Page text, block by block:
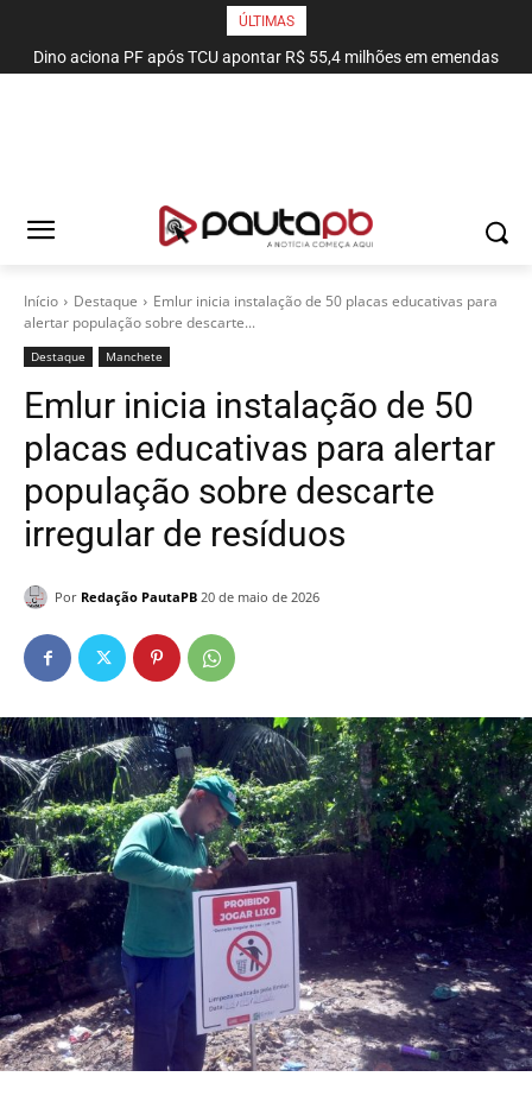
ÚLTIMAS
Dino aciona PF após TCU apontar R$ 55,4 milhões em emendas
suspeitas
MPPB obtém liminar para garantir adequação do sistema de
combate a incêndio do Espaço Cultural
Início Destaque
Emlur inicia instalação de 50 placas educativas para
alertar população sobre descarte...
Destaque Manchete
Emlur inicia instalação de 50
placas educativas para alertar
população sobre descarte
irregular de resíduos
Por Redação PautaPB 20 de maio de 2026